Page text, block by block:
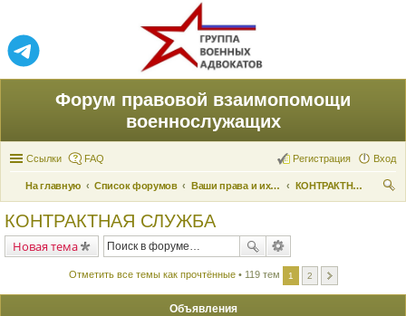
Форум правовой взаимопомощи
военнослужащих
Ссылки FAQ Вход
Регистрация
На главную Список форумов Ваши права и их реализация
КОНТРАКТНАЯ СЛУЖБА
КОНТРАКТНАЯ СЛУЖБА
Новая тема
Отметить все темы как прочтённые• 119 тем 1 2
Объявления